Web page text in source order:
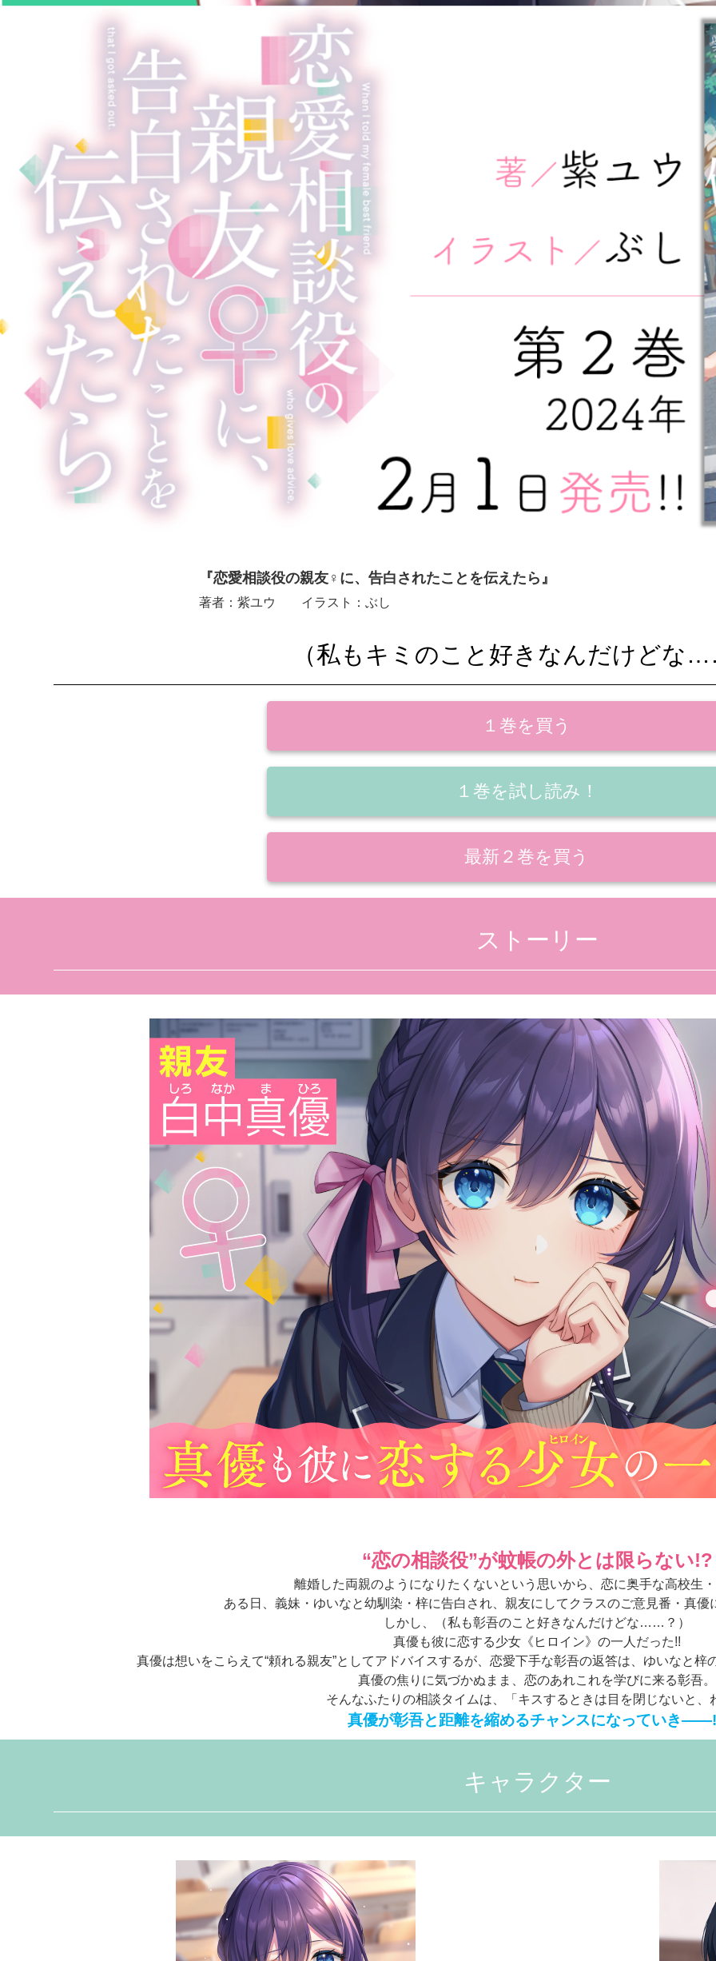
『恋愛相談役の親友♀に、告白されたことを伝えたら』
著者：紫ユウ イラスト：ぶし
（私もキミのこと好きなんだけどな
１巻を買う
１巻を試し読み！
最新２巻を買う
ストーリー
“恋の相談役”が蚊帳の外とは限らない!?
離婚した両親のようになりたくないという思いから、恋に奥手な高校生
ある日、義妹・ゆいなと幼馴染・梓に告白され、親友にしてクラスのご意見番・真優
しかし、（私も彰吾のこと好きなんだけどな……？）
真優も彼に恋する少女《ヒロイン》の一人だった!!
真優は想いをこらえて“頼れる親友”としてアドバイスするが、恋愛下手な彰吾の返答は、ゆいなと
真優の焦りに気づかぬまま、恋のあれこれを学びに来る彰吾。
そんなふたりの相談タイムは、「キスするときは目を閉じないと、
真優が彰吾と距離を縮めるチャンスになっていき
キャラクター